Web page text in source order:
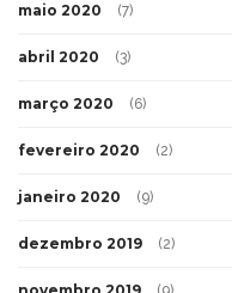
maio 2020 (7)
abril 2020 (3)
março 2020 (6)
fevereiro 2020 (2)
janeiro 2020 (9)
dezembro 2019 (2)